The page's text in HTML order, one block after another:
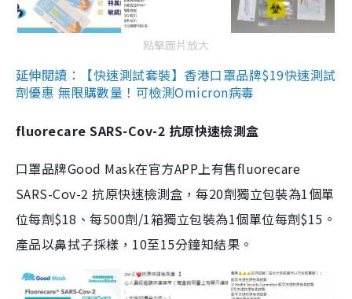
點擊圖片放大
延伸閱讀：【快速測試套裝】香港口罩品牌$19快速測試
劑優惠 無限購數量！可檢測Omicron病毒
fluorecare SARS-Cov-2 抗原快速檢測盒
口罩品牌Good Mask在官方APP上有售fluorecare
SARS-Cov-2 抗原快速檢測盒，每20劑獨立包裝為1個單
位每劑$18、每500劑/1箱獨立包裝為1個單位每劑$15。
產品以鼻拭子採樣，10至15分鐘知結果。